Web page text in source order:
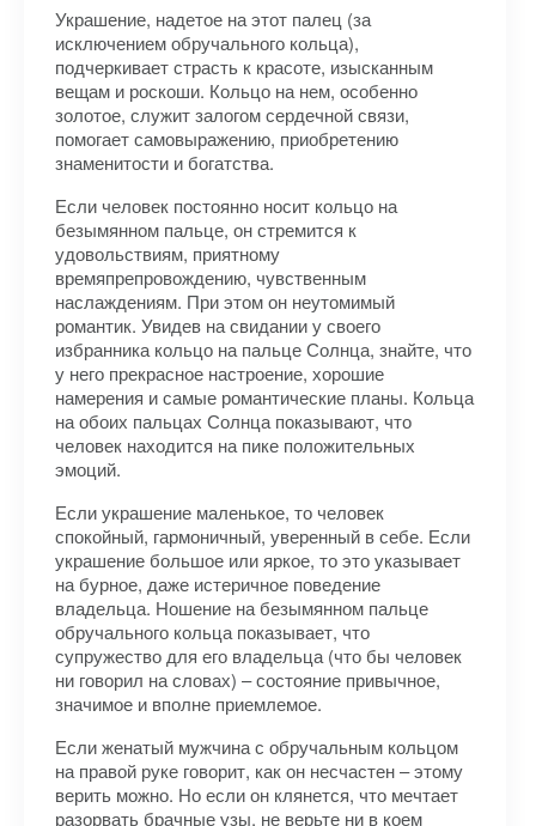
Украшение, надетое на этот палец (за
исключением обручального кольца),
подчеркивает страсть к красоте, изысканным
вещам и роскоши. Кольцо на нем, особенно
золотое, служит залогом сердечной связи,
помогает самовыражению, приобретению
знаменитости и богатства.
Если человек постоянно носит кольцо на
безымянном пальце, он стремится к
удовольствиям, приятному
времяпрепровождению, чувственным
наслаждениям. При этом он неутомимый
романтик. Увидев на свидании у своего
избранника кольцо на пальце Солнца, знайте, что
у него прекрасное настроение, хорошие
намерения и самые романтические планы. Кольца
на обоих пальцах Солнца показывают, что
человек находится на пике положительных
эмоций.
Если украшение маленькое, то человек
спокойный, гармоничный, уверенный в себе. Если
украшение большое или яркое, то это указывает
на бурное, даже истеричное поведение
владельца. Ношение на безымянном пальце
обручального кольца показывает, что
супружество для его владельца (что бы человек
ни говорил на словах) – состояние привычное,
значимое и вполне приемлемое.
Если женатый мужчина с обручальным кольцом
на правой руке говорит, как он несчастен – этому
верить можно. Но если он клянется, что мечтает
разорвать брачные узы, не верьте ни в коем